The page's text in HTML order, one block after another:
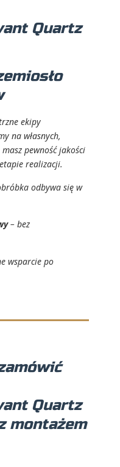
Quartz
ekipy
na własnych,
pewność jakości
realizacji.
odbywa się w
– bez
wsparcie po
Quartz
montażem